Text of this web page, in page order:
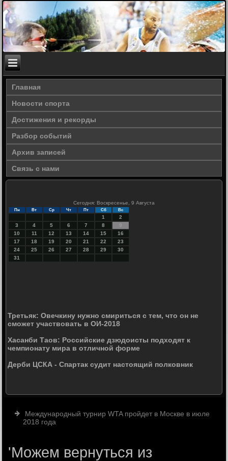
Главная
Новости спорта
Достижения и рекорды
Разбор событий
Архив записей
Связь с нами
Сегодня: Воскресенье, 9 Августа
Пн Вт Ср Чт Пт Сб Вс
1
2
3
4 5 6 7 8
9
10
11 12 13 14 15
16
17
18 19 20 21 22
23
24
25 26 27 28 29
30
31
Третьяк: Овечкину нужно смириться с тем, что он не
сможет участвовать в ОИ-2018
Хасанби Таов: Российские дзюдоисты подходят к
чемпионату мира в отличной форме
Дерби ЦСКА - Спартак судит настоящий полковник
Международный турнир WTA пройдет в Москве в июле
2018 года
'Можем вернуться из